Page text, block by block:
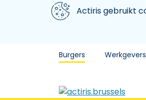
Aller au contenu principal
We gebruiken cookiesActiris gebruikt
Burgers Werkgevers